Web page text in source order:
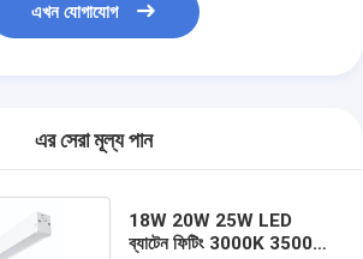
এখন যোগাযোগ
এর সেরা মূল্য পান
18W 20W 25W LED
ব্যাটেন ফিটিং 3000K 3500K